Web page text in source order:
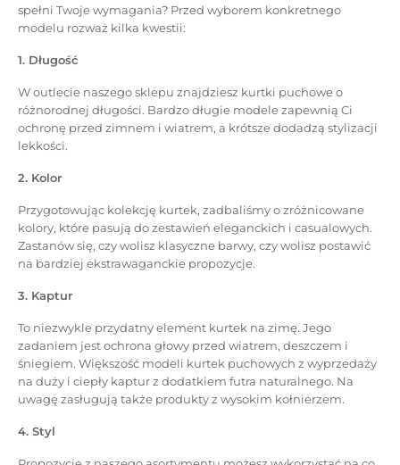
spełni Twoje wymagania? Przed wyborem konkretnego
modelu rozważ kilka kwestii:
1. Długość
W outlecie naszego sklepu znajdziesz kurtki puchowe o
różnorodnej długości. Bardzo długie modele zapewnią Ci
ochronę przed zimnem i wiatrem, a krótsze dodadzą stylizacji
lekkości.
2. Kolor
Przygotowując kolekcję kurtek, zadbaliśmy o zróżnicowane
kolory, które pasują do zestawień eleganckich i casualowych.
Zastanów się, czy wolisz klasyczne barwy, czy wolisz postawić
na bardziej ekstrawaganckie propozycje.
3. Kaptur
To niezwykle przydatny element kurtek na zimę. Jego
zadaniem jest ochrona głowy przed wiatrem, deszczem i
śniegiem. Większość modeli kurtek puchowych z wyprzedaży
na duży i ciepły kaptur z dodatkiem futra naturalnego. Na
uwagę zasługują także produkty z wysokim kołnierzem.
4. Styl